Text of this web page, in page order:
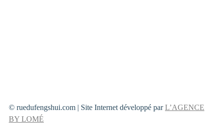
© ruedufengshui.com | Site Internet développé parL’AGENCE
BY LOMÉ